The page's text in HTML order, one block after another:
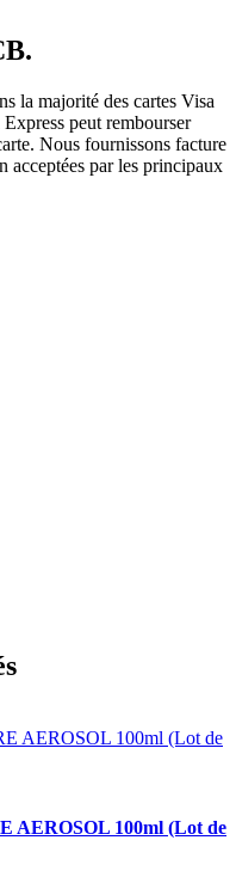
la majorité des cartes Visa
peut rembourser
Nous fournissons facture
acceptées par les principaux
AEROSOL 100ml (Lot de